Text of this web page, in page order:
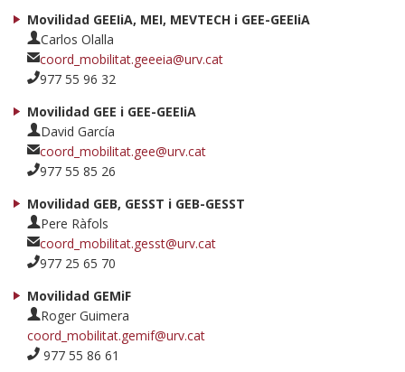
Movilidad GEEIiA, MEI, MEVTECH i GEE-GEEIiA
Carlos Olalla
coord_mobilitat.geeeia@urv.cat
977 55 96 32
Movilidad GEE i GEE-GEEIiA
David García
coord_mobilitat.gee@urv.cat
977 55 85 26
Movilidad GEB, GESST i GEB-GESST
Pere Ràfols
coord_mobilitat.gesst@urv.cat
977 25 65 70
Movilidad GEMiF
Roger Guimera
coord_mobilitat.gemif@urv.cat
977 55 86 61